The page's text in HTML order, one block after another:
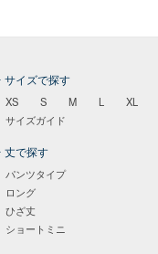
サイズで探す
XS S M L
XL
サイズガイド
丈で探す
パンツタイプ
ロング
ひざ丈
ショートミニ